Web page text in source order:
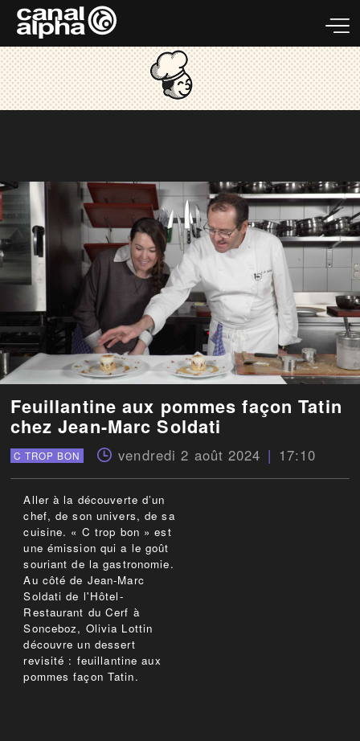
Feuillantine aux pommes façon Tatin
chez Jean-Marc Soldati
C TROP BON vendredi 2 août 2024 17:10
Aller à la découverte d’un
chef, de son univers, de sa
cuisine. « C trop bon » est
une émission qui a le goût
souriant de la gastronomie.
Au côté de Jean-Marc
Soldati de l'Hôtel-
Restaurant du Cerf à
Sonceboz, Olivia Lottin
découvre un dessert
revisité : feuillantine aux
pommes façon Tatin.